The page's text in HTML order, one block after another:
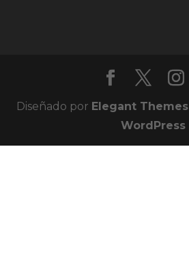
Diseñado por Elegant Themes
WordPress